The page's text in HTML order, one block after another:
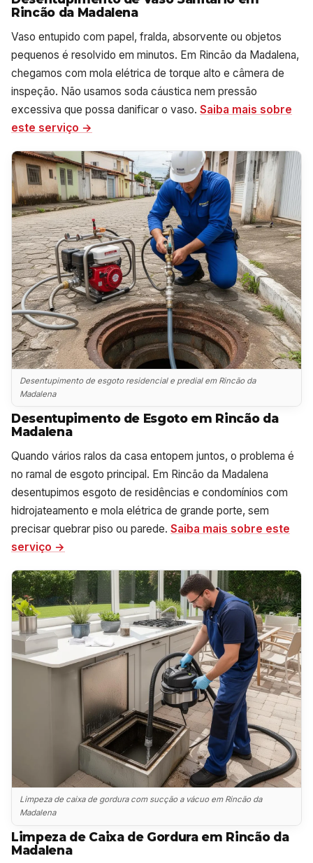
Rincão da Madalena
Vaso entupido com papel, fralda, absorvente ou objetos
pequenos é resolvido em minutos. Em Rincão da Madalena,
chegamos com mola elétrica de torque alto e câmera de
inspeção. Não usamos soda cáustica nem pressão
excessiva que possa danificar o vaso. Saiba mais sobre
este serviço →
Desentupimento de esgoto residencial e predial em Rincão da
Madalena
Desentupimento de Esgoto em Rincão da
Madalena
Quando vários ralos da casa entopem juntos, o problema é
no ramal de esgoto principal. Em Rincão da Madalena
desentupimos esgoto de residências e condomínios com
hidrojateamento e mola elétrica de grande porte, sem
precisar quebrar piso ou parede. Saiba mais sobre este
serviço →
Limpeza de caixa de gordura com sucção a vácuo em Rincão da
Madalena
Limpeza de Caixa de Gordura em Rincão da
Madalena